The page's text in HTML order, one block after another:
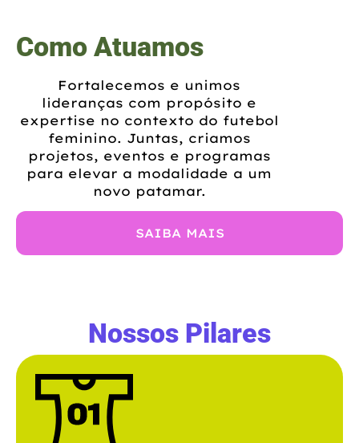
Como Atuamos
Fortalecemos e unimos
lideranças com propósito e
expertise no contexto do futebol
feminino. Juntas, criamos
projetos, eventos e programas
para elevar a modalidade a um
novo patamar.
SAIBA MAIS
Nossos Pilares